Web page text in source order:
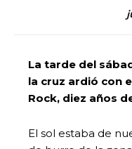
La tarde del
la cruz ardió con
Rock, diez años
El sol estaba de